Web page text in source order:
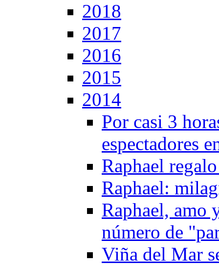
2018
2017
2016
2015
2014
Por casi 3
espectadores
Raphael
Raphael:
Raphael, amo
número de
Viña del Mar